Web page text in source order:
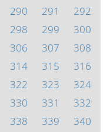
290 291
292
298 299
300
306 307
308
314 315
316
322 323
324
330 331
332
338 339
340